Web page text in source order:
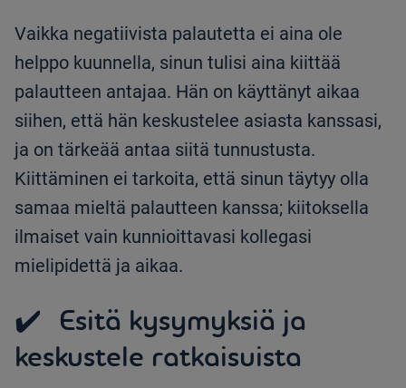
Vaikka negatiivista palautetta ei aina ole
helppo kuunnella, sinun tulisi aina kiittää
palautteen antajaa. Hän on käyttänyt aikaa
siihen, että hän keskustelee asiasta kanssasi,
ja on tärkeää antaa siitä tunnustusta.
Kiittäminen ei tarkoita, että sinun täytyy olla
samaa mieltä palautteen kanssa; kiitoksella
ilmaiset vain kunnioittavasi kollegasi
mielipidettä ja aikaa.
✔️ Esitä kysymyksiä ja
keskustele ratkaisuista